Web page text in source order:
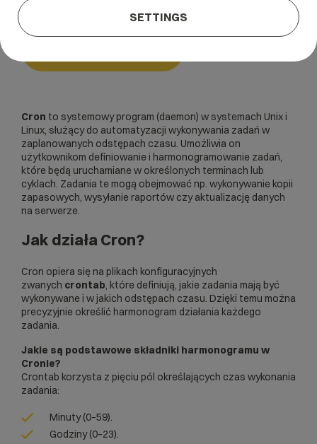
Cron to systemowy program (daemon) w systemach Unix i
Linux, służący do automatyzacji wykonywania zadań w
zaplanowanych odstępach czasu. Umożliwia on
użytkownikom definiowanie i harmonogramowanie zadań,
które będą uruchamiane w określonych terminach lub
cyklach. Zadania te mogą obejmować np. wykonywanie kopii
zapasowych, wysyłanie raportów czy aktualizację danych
na serwerze.
Jak działa Cron?
Cron opiera się na plikach konfiguracyjnych
zwanych crontab, które definiują, jakie zadania mają być
wykonywane i w jakich odstępach czasu. Dzięki temu można
precyzyjnie określić harmonogram działania każdego
zadania.
Jakie są podstawowe składniki harmonogramu w
Cronie?
Crontab korzysta z pięciu pól określających czas wykonania
zadania:
Minuty (0–59).
Godziny (0–23).
SETTINGS